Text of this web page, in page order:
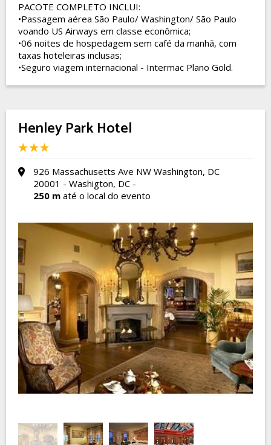
PACOTE COMPLETO INCLUI:
•Passagem aérea São Paulo/ Washington/ São Paulo
voando US Airways em classe econômica;
•06 noites de hospedagem sem café da manhã, com
taxas hoteleiras inclusas;
•Seguro viagem internacional - Intermac Plano Gold.
Henley Park Hotel
926 Massachusetts Ave NW Washington, DC
20001 - Washigton, DC -
250 m até o local do evento